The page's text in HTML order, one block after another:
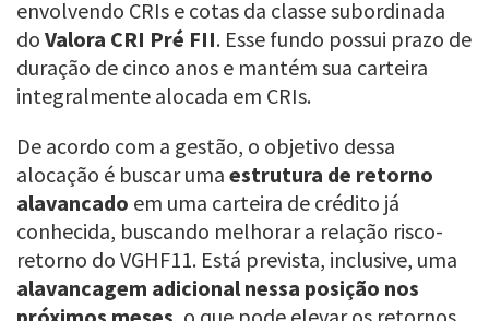
envolvendo CRIs e cotas da classe subordinada
do Valora CRI Pré FII. Esse fundo possui prazo de
duração de cinco anos e mantém sua carteira
integralmente alocada em CRIs.
De acordo com a gestão, o objetivo dessa
alocação é buscar uma estrutura de retorno
alavancado em uma carteira de crédito já
conhecida, buscando melhorar a relação risco-
retorno do VGHF11. Está prevista, inclusive, uma
alavancagem adicional nessa posição nos